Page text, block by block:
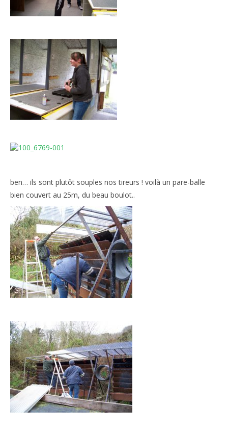
ben… ils sont plutôt souples nos tireurs ! voilà un pare-balle
bien couvert au 25m, du beau boulot..